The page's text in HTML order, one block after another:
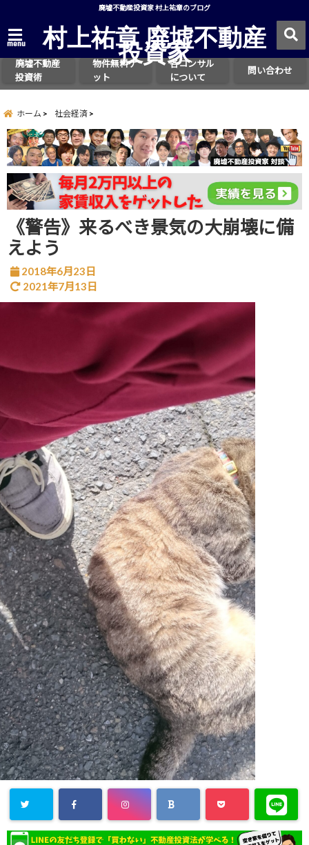
廃墟不動産投資家 村上祐章のブログ
menu 村上祐章 廃墟不動産
投資家
廃墟不動産
投資術
物件無料ゲ
ット
各コンサル
について
問い合わせ
ホーム 社会経済
《警告》来るべき景気の大崩壊に備
えよう
2018年6月23日
2021年7月13日